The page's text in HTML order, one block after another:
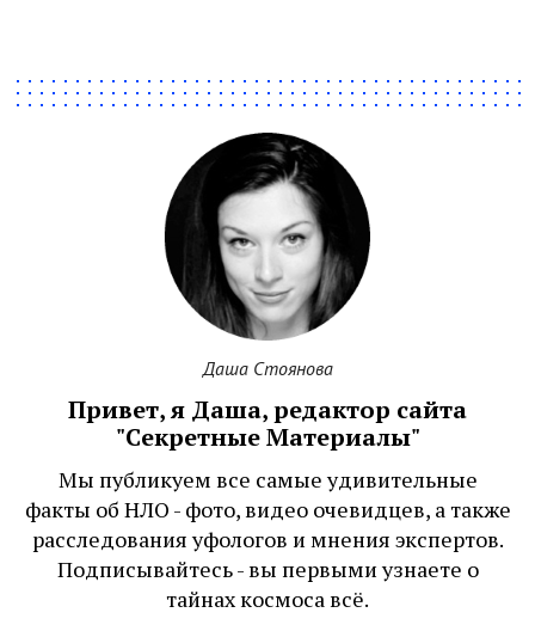
Даша Стоянова
Привет, я Даша, редактор сайта
"Секретные Материалы"
Мы публикуем все самые удивительные
факты об НЛО - фото, видео очевидцев, а также
расследования уфологов и мнения экспертов.
Подписывайтесь - вы первыми узнаете о
тайнах космоса всё.